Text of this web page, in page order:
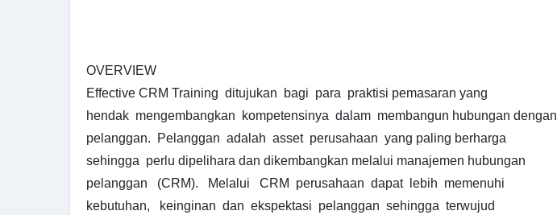
OVERVIEW
Effective CRM Training ditujukan bagi para praktisi pemasaran yang
hendak mengembangkan kompetensinya dalam membangun hubungan dengan
pelanggan. Pelanggan adalah asset perusahaan yang paling berharga
sehingga perlu dipelihara dan dikembangkan melalui manajemen hubungan
pelanggan (CRM). Melalui CRM perusahaan dapat lebih memenuhi
kebutuhan, keinginan dan ekspektasi pelanggan sehingga terwujud